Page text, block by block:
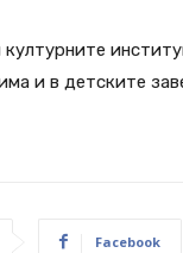
и в детските
Facebook